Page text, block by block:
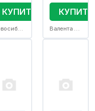
КУПИТЬ
Новосибхимфарм АО
КУПИТЬ
Валента Фармацевтика АО/Валента Фарм АО